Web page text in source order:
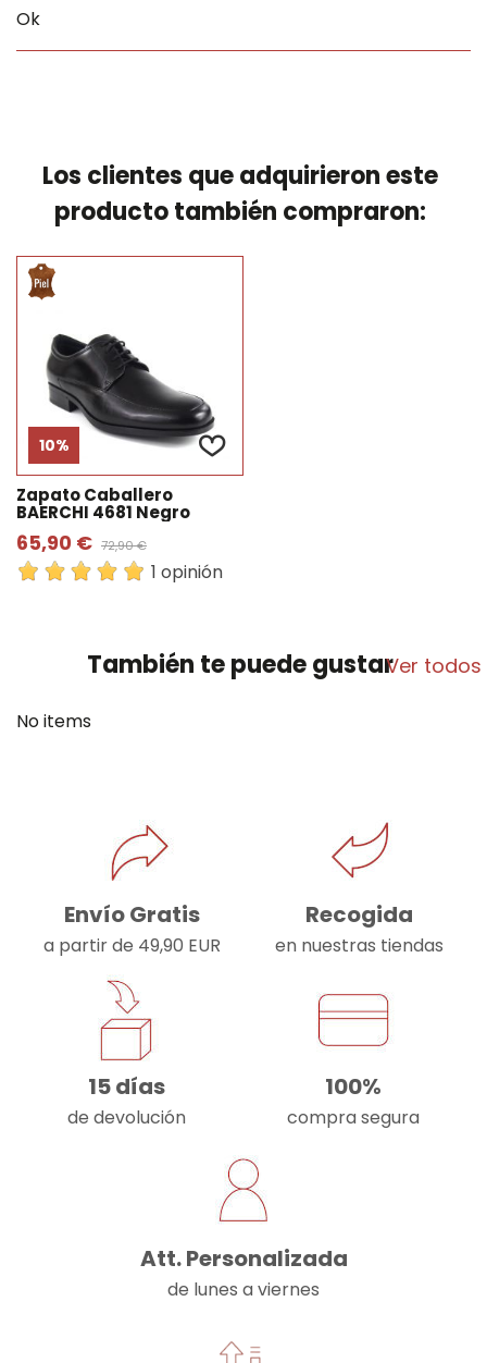
Ok
Los clientes que adquirieron este
producto también compraron:
10%
Zapato Caballero
BAERCHI 4681 Negro
65,90 € 72,90 €
1 opinión
También te puede gustarVer todos
No items
Envío Gratis
a partir de 49,90 EUR
Recogida
en nuestras tiendas
15 días
de devolución
100%
compra segura
Att. Personalizada
de lunes a viernes